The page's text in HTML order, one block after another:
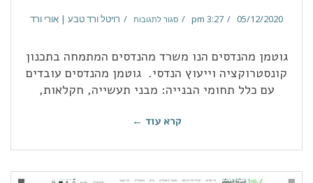
05/12/2020
3:27 pm סגור לתגובות רויטל ורד טבע | אורי ורד
גוטמן מהנדסים הנו משרד מהנדסים המתמחה בתכנון
קונסטרוקציה וייעוץ הנדסי. גוטמן מהנדסים עובדים
עם כלל תחומי הבנייה: מבני תעשייה, חקלאות,
קרא עוד ←